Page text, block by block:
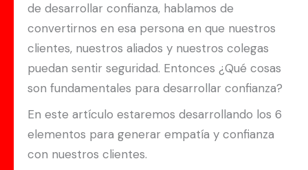
de desarrollar confianza, hablamos de
convertirnos en esa persona en que nuestros
clientes, nuestros aliados y nuestros colegas
puedan sentir seguridad. Entonces ¿Qué cosas
son fundamentales para desarrollar confianza?
En este artículo estaremos desarrollando los 6
elementos para generar empatía y confianza
con nuestros clientes.